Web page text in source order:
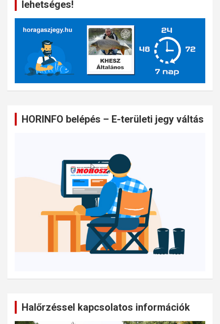
lehetséges!
HORINFO belépés – E-területi jegy váltás
Halőrzéssel kapcsolatos információk